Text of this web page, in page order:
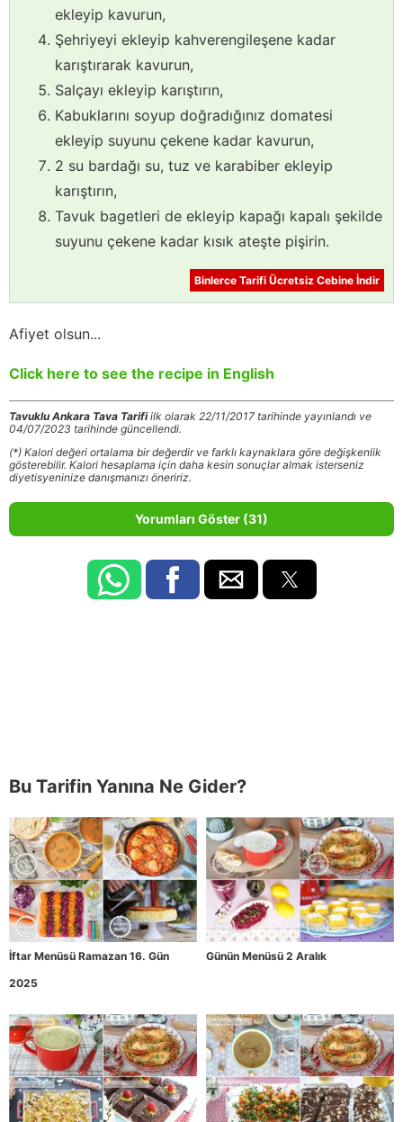
ekleyip kavurun,
Şehriyeyi ekleyip kahverengileşene kadar
karıştırarak kavurun,
Salçayı ekleyip karıştırın,
Kabuklarını soyup doğradığınız domatesi
ekleyip suyunu çekene kadar kavurun,
2 su bardağı su, tuz ve karabiber ekleyip
karıştırın,
Tavuk bagetleri de ekleyip kapağı kapalı şekilde
suyunu çekene kadar kısık ateşte pişirin.
Binlerce Tarifi Ücretsiz Cebine İndir
Afiyet olsun...
Click here to see the recipe in English
Tavuklu Ankara Tava Tarifiilk olarak 22/11/2017 tarihinde yayınlandı ve
04/07/2023 tarihinde güncellendi.
(*) Kalori değeri ortalama bir değerdir ve farklı kaynaklara göre değişkenlik
gösterebilir. Kalori hesaplama için daha kesin sonuçlar almak isterseniz
diyetisyeninize danışmanızı öneririz.
Yorumları Göster (31)
Bu Tarifin Yanına Ne Gider?
İftar Menüsü Ramazan 16. Gün
2025
Günün Menüsü 2 Aralık